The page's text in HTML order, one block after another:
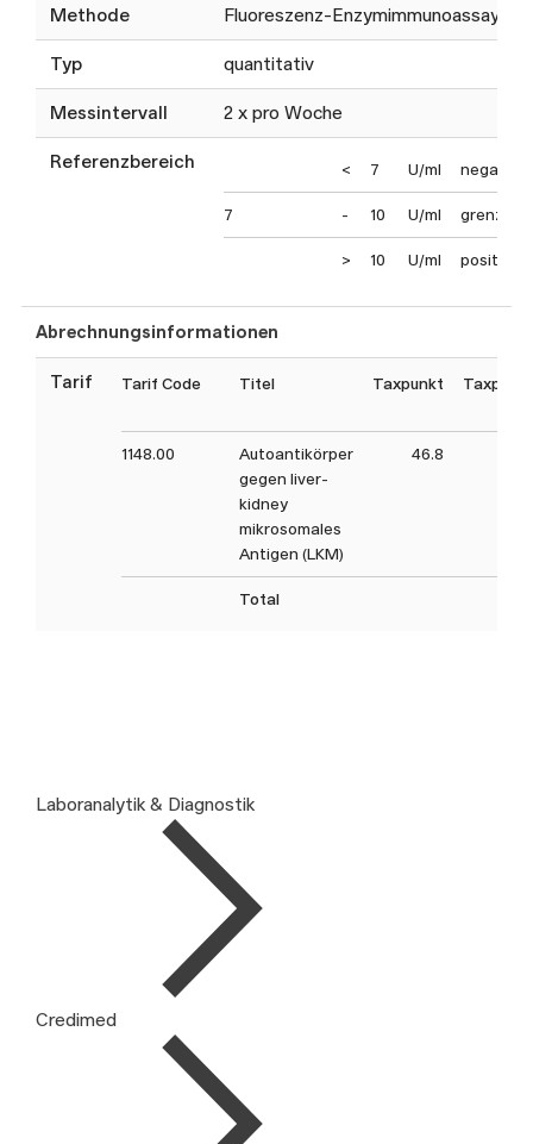
Methode Fluoreszenz-Enzymimmunoassay
Typ quantitativ
Messintervall 2 x pro Woche
Referenzbereich < 7 U/ml negativ
7 - 10 U/ml
> 10 U/ml positiv
Abrechnungsinformationen
Tarif Tarif Code Titel Taxpunkt
1148.00
Autoantikörper
gegen liver-
kidney
mikrosomales
Antigen (LKM)
46.8
Total
Laboranalytik & Diagnostik
Credimed